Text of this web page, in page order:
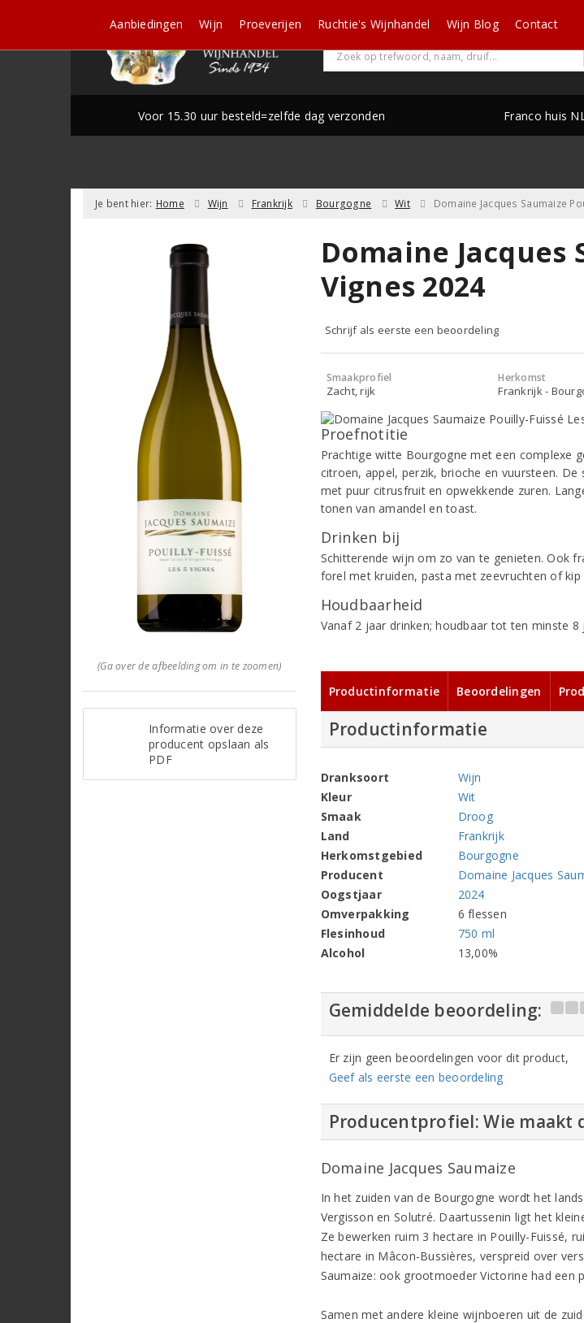
Voor 15.30 uur besteld=zelfde dag verzonden Franco huis
Aanbiedingen Wijn Proeverijen Ruchtie's Wijnhandel Wijn Blog Contact
Je bent hier: Home Wijn Frankrijk Bourgogne Wit Domaine Jacques Saumaize
(Ga over de afbeelding om in te zoomen)
Informatie over deze
producent opslaan als
PDF
Domaine Jacques
Vignes 2024
Schrijf als eerste een beoordeling
Smaakprofiel
Zacht, rijk
Herkomst
Frankrijk -
Proefnotitie
Prachtige witte Bourgogne met een complexe
citroen, appel, perzik, brioche en vuursteen. De
met puur citrusfruit en opwekkende zuren.
tonen van amandel en toast.
Drinken bij
Schitterende wijn om zo van te genieten. Ook
forel met kruiden, pasta met zeevruchten of kip
Houdbaarheid
Vanaf 2 jaar drinken; houdbaar tot ten minste 8
Productinformatie Beoordelingen
Productinformatie
Dranksoort
Wijn
Kleur
Wit
Smaak
Droog
Land
Frankrijk
Herkomstgebied
Bourgogne
Producent
Domaine Jacques
Oogstjaar
2024
Omverpakking
6 flessen
Flesinhoud
750 ml
Alcohol
13,00%
Gemiddelde beoordeling:
Er zijn geen beoordelingen voor dit product,
Geef als eerste een beoordeling
Producentprofiel: Wie maakt
Domaine Jacques Saumaize
In het zuiden van de Bourgogne wordt het
Vergisson en Solutré. Daartussenin ligt het
Ze bewerken ruim 3 hectare in Pouilly-Fuissé,
hectare in Mâcon-Bussières, verspreid over
Saumaize: ook grootmoeder Victorine had een
Samen met andere kleine wijnboeren uit de